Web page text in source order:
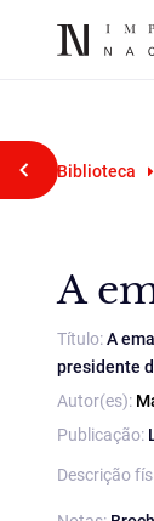
Voltar atrás
Biblioteca
A
Título:A
presidente
Autor(es):
Publicação:
Descrição